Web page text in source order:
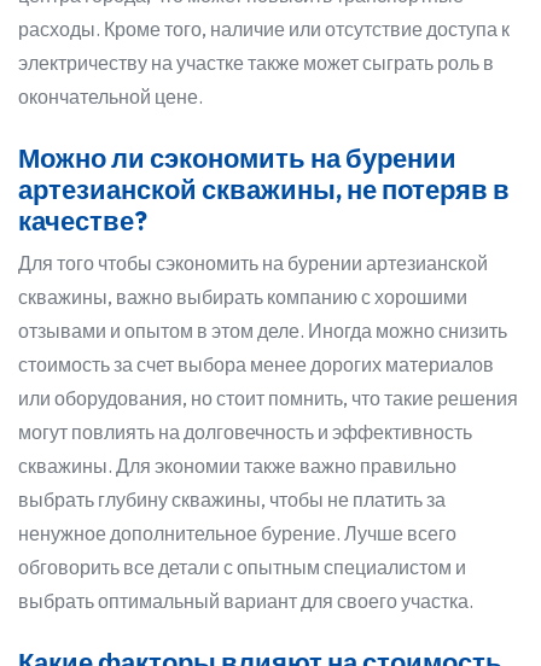
расходы. Кроме того, наличие или отсутствие доступа к
электричеству на участке также может сыграть роль в
окончательной цене.
Можно ли сэкономить на бурении
артезианской скважины, не потеряв в
качестве?
Для того чтобы сэкономить на бурении артезианской
скважины, важно выбирать компанию с хорошими
отзывами и опытом в этом деле. Иногда можно снизить
стоимость за счет выбора менее дорогих материалов
или оборудования, но стоит помнить, что такие решения
могут повлиять на долговечность и эффективность
скважины. Для экономии также важно правильно
выбрать глубину скважины, чтобы не платить за
ненужное дополнительное бурение. Лучше всего
обговорить все детали с опытным специалистом и
выбрать оптимальный вариант для своего участка.